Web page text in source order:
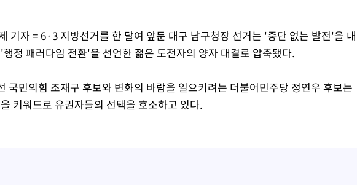
기자 = 6·3 지방선거를 한 달여 앞둔 대구 남구청장 선거는 '중단 없는 발전'을 내
정 패러다임 전환'을 선언한 젊은 도전자의 양자 대결로 압축됐다.
국민의힘 조재구 후보와 변화의 바람을 일으키려는 더불어민주당 정연우 후보는
키워드로 유권자들의 선택을 호소하고 있다.